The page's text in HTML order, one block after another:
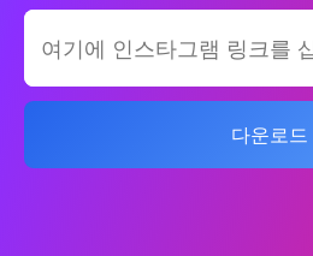
다운로드